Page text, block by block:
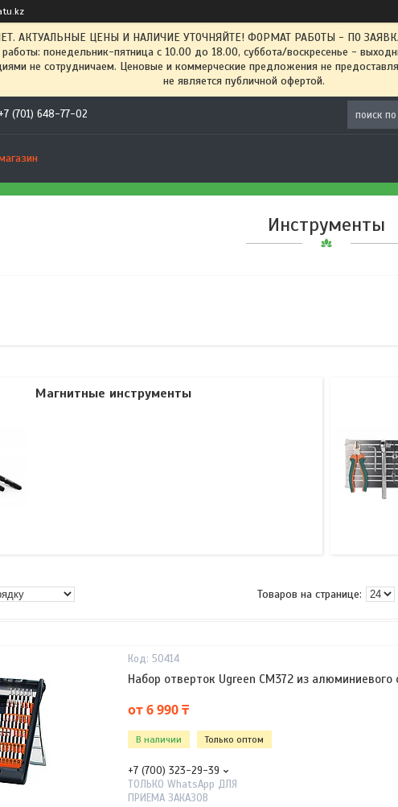
АКТУАЛЬНЫЕ ЦЕНЫ И НАЛИЧИЕ УТОЧНЯЙТЕ! ФОРМАТ РАБОТЫ - ПО ЗАЯВКАМ
понедельник-пятница с 10.00 до 18.00, суббота/воскресенье -
не сотрудничаем. Ценовые и коммерческие предложения не
не является публичной офертой.
+7 (701) 648-77-02
Инструменты
Магнитные инструменты
50414
Набор отверток Ugreen CM372 из алюминиевого
от 6 990 ₸
В наличии Только оптом
+7 (700) 323-29-39
ТОЛЬКО WhatsApp ДЛЯ
ПРИЕМА ЗАКАЗОВ